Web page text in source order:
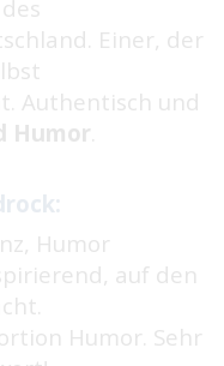
Einer, der
Authentisch und
Humor
Humor
auf den
Humor. Sehr